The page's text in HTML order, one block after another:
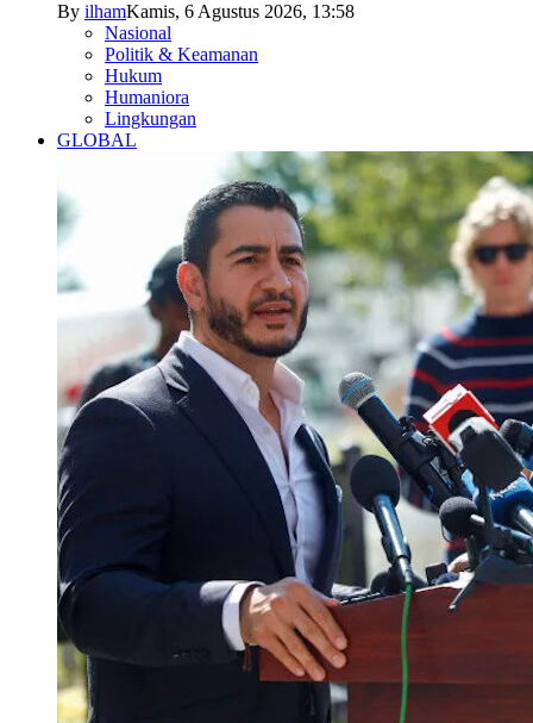
By ilhamKamis, 6 Agustus 2026, 13:58
Nasional
Politik & Keamanan
Hukum
Humaniora
Lingkungan
GLOBAL